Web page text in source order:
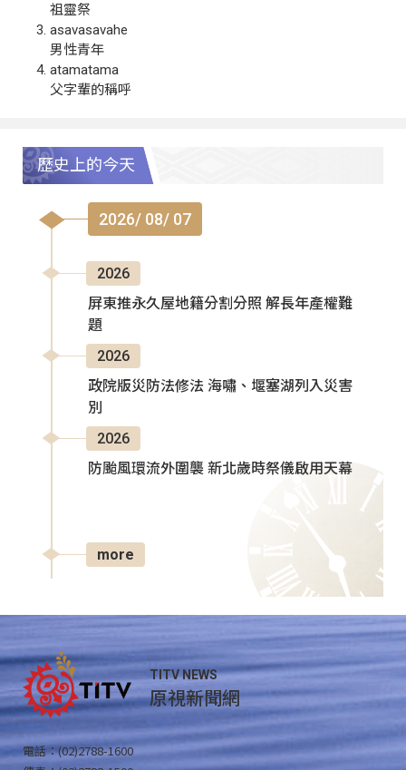
祖靈祭
asavasavahe
男性青年
atamatama
父字輩的稱呼
歷史上的今天
2026/ 08/ 07
2026
屏東推永久屋地籍分割分照 解長年產權難
題
2026
政院版災防法修法 海嘯、堰塞湖列入災害
別
2026
防颱風環流外圍襲 新北歲時祭儀啟用天幕
more
TITV NEWS
原視新聞網
電話：(02)2788-1600